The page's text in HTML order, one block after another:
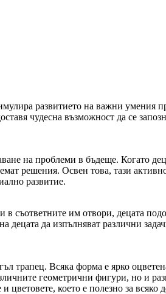
развитието на важни умения
чудесна възможност да се
на проблеми в бъдеще. Когато
решения. Освен това, тази
развитие.
съответните им отвори, децата
децата да изпълняват различни
трапец. Всяка форма е ярко
геометрични фигури, но и
което е полезно за всяко